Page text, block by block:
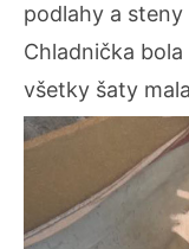
podlahy a
Chladnička
všetky šaty